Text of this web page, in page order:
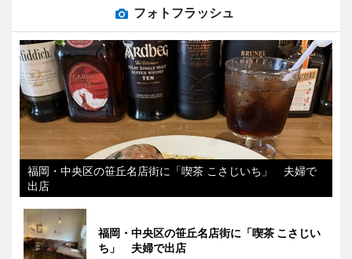
フォトフラッシュ
福岡・中央区の笹丘名店街に「喫茶 こさじいち」 夫婦で
出店
福岡・中央区の笹丘名店街に「喫茶 こさじい
ち」 夫婦で出店